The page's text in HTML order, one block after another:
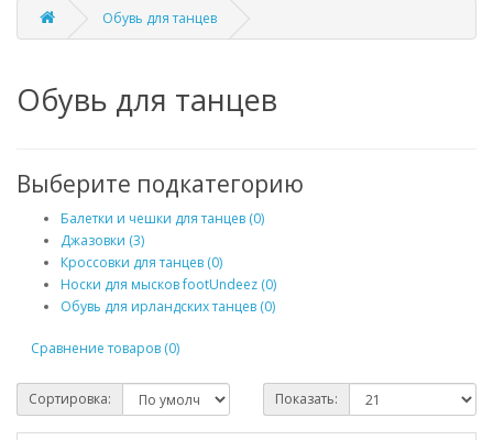
Обувь для танцев
Обувь для танцев
Выберите подкатегорию
Балетки и чешки для танцев (0)
Джазовки (3)
Кроссовки для танцев (0)
Носки для мысков footUndeez (0)
Обувь для ирландских танцев (0)
Сравнение товаров (0)
Сортировка: Показать: